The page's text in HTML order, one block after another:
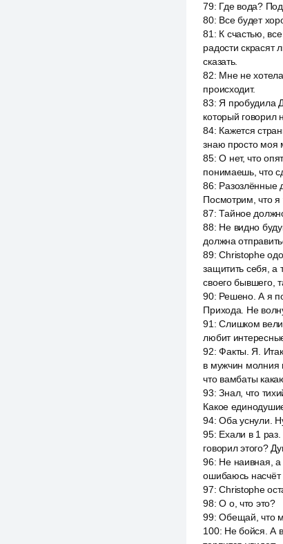
79: Где вода?
80: Все будет
81 : К счастью,
радости
сказать.
82: Мне не
происходит.
83: Я пробудила
который говорил
84: Кажется
знаю просто моя
85:О нет, что
понимаешь, что
86: Разозлённые
Посмотрим, что я
87:Тайное
88: Не видно
должна
89:Christophe
защитить себя, а
своего бывшего,
90: Решено. А я
Прихода. Не
91 :Слишком
любит
92:Факты. Я.
в мужчин молния
что вамбаты
93:Знал, что
Какое
94:Оба уснули.
95: Ехали в 1 раз.
говорил этого?
96: Не наивная, а
ошибаюсь насчёт
97:Christophe
98:О о, что это?
99:Обещай, что
100: Не бойся. А